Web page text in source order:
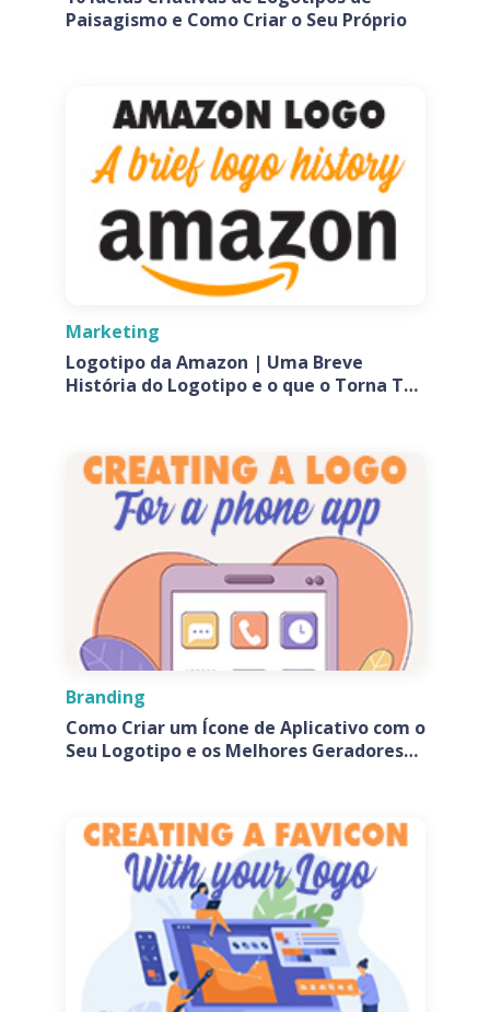
Paisagismo e Como Criar o Seu Próprio
Marketing
Logotipo da Amazon | Uma Breve
História do Logotipo e o que o Torna Tão
Branding
Como Criar um Ícone de Aplicativo com o
Seu Logotipo e os Melhores Geradores